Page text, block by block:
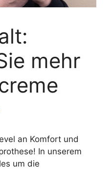
mehr
an Komfort und
In unserem
um die